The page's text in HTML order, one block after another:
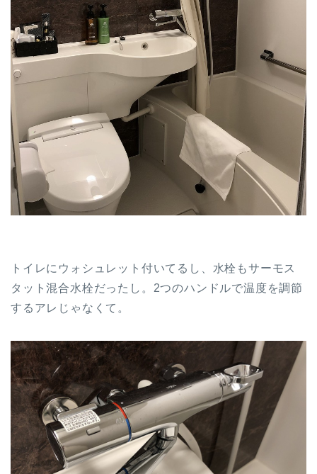
トイレにウォシュレット付いてるし、水栓もサーモス
タット混合水栓だったし。2つのハンドルで温度を調節
するアレじゃなくて。